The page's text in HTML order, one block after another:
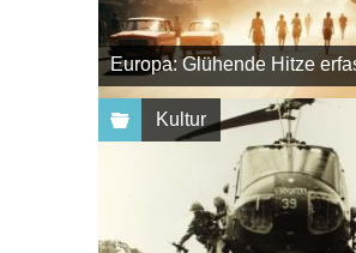
Europa: Glühende Hitze
Kultur